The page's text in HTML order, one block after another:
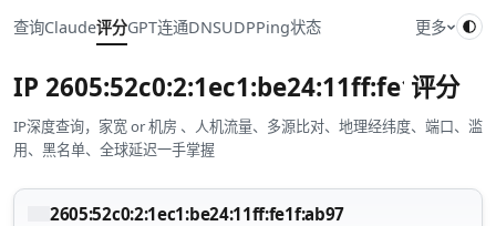
查询Claude评分GPT连通DNSUDPPing状态 更多
IP 2605:52c0:2:1ec1:be24:11ff:fe1f:ab97
评分
IP深度查询，家宽 or 机房 、人机流量、多源比对、地理经纬度、端口、滥
用、黑名单、全球延迟一手掌握
2605:52c0:2:1ec1:be24:11ff:fe1f:ab97